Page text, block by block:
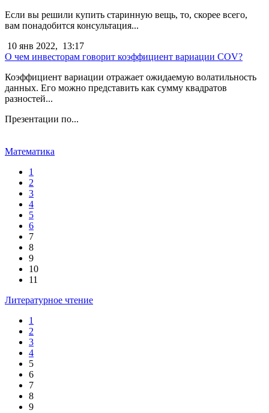
Если вы решили купить старинную вещь, то, скорее всего,
вам понадобится консультация...
10 янв 2022, 13:17
О чем инвесторам говорит коэффициент вариации COV?
Коэффициент вариации отражает ожидаемую волатильность
данных. Его можно представить как сумму квадратов
разностей...
Презентации по...
Математика
1
2
3
4
5
6
7
8
9
10
11
Литературное чтение
1
2
3
4
5
6
7
8
9